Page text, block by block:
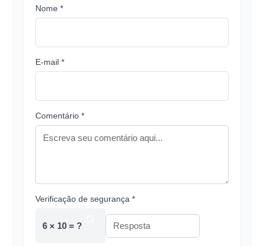
Nome *
E-mail *
Comentário *
Verificação de segurança *
6 × 10 = ?